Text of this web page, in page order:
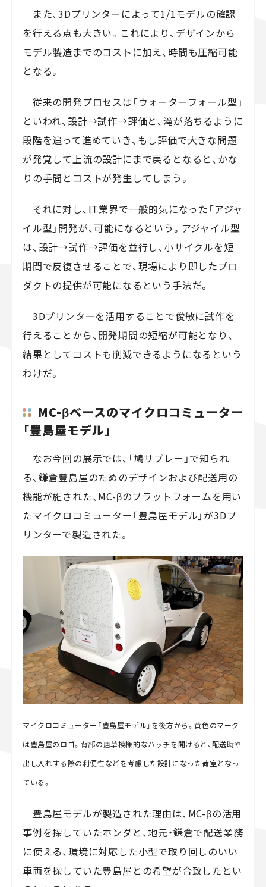
また、3Dプリンターによって1/1モデルの確認
を行える点も大きい。これにより、デザインから
モデル製造までのコストに加え、時間も圧縮可能
となる。
従来の開発プロセスは「ウォーターフォール型」
といわれ、設計→試作→評価と、滝が落ちるように
段階を追って進めていき、もし評価で大きな問題
が発覚して上流の設計にまで戻るとなると、かな
りの手間とコストが発生してしまう。
それに対し、IT業界で一般的気になった「アジャ
イル型」開発が、可能になるという。アジャイル型
は、設計→試作→評価を並行し、小サイクルを短
期間で反復させることで、現場により即したプロ
ダクトの提供が可能になるという手法だ。
3Dプリンターを活用することで俊敏に試作を
行えることから、開発期間の短縮が可能となり、
結果としてコストも削減できるようになるという
わけだ。
MC-βベースのマイクロコミューター
「豊島屋モデル」
なお今回の展示では、「鳩サブレー」で知られ
る、鎌倉豊島屋のためのデザインおよび配送用の
機能が施された、MC-βのプラットフォームを用い
たマイクロコミューター「豊島屋モデル」が3Dプ
リンターで製造された。
マイクロコミューター「豊島屋モデル」を後方から。黄色のマーク
は豊島屋のロゴ。背部の唐草模様的なハッチを開けると、配送時や
出し入れする際の利便性などを考慮した設計になった荷室となっ
ている。
豊島屋モデルが製造された理由は、MC-βの活用
事例を探していたホンダと、地元・鎌倉で配送業務
に使える、環境に対応した小型で取り回しのいい
車両を探していた豊島屋との希望が合致したとい